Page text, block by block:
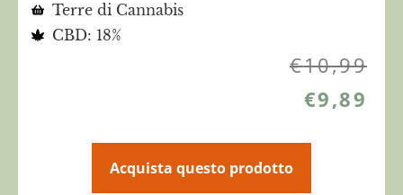
Terre di Cannabis
CBD: 18%
€10,99
€9,89
Acquista questo prodotto